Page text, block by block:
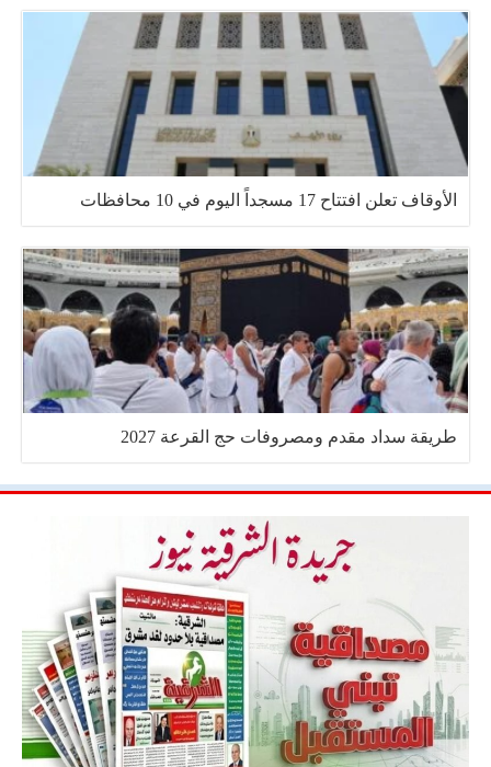
الأوقاف تعلن افتتاح 17 مسجداً اليوم في 10 محافظات
طريقة سداد مقدم ومصروفات حج القرعة 2027